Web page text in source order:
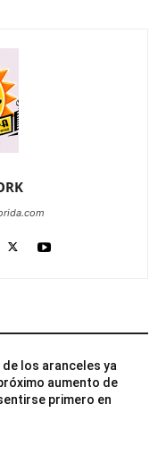
de los aranceles ya
aumento de
primero en